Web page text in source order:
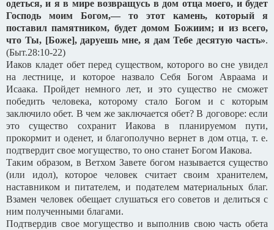
одеться, и я в мире возвращусь в дом отца моего, и будет
Господь моим Богом,— то этот камень, который я
поставил памятником, будет домом Божиим; и из всего,
что Ты, [Боже], даруешь мне, я дам Тебе десятую часть».
(Быт.28:10-22)
Иаков кладет обет перед существом, которого во сне увидел
на лестнице, и которое назвало Себя Богом Авраама и
Исаака. Пройдет немного лет, и это существо не сможет
победить человека, которому стало Богом и с которым
заключило обет. В чем же заключается обет? В договоре: если
это существо сохранит Иакова в планируемом пути,
прокормит и оденет, и благополучно вернет в дом отца, т. е.
подтвердит свое могущество, то оно станет Богом Иакова.
Таким образом, в Ветхом Завете богом называется существо
(или идол), которое человек считает своим хранителем,
наставником и питателем, и подателем материальных благ.
Взамен человек обещает слушаться его советов и делиться с
ним полученными благами.
Подтвердив свое могущество и выполнив свою часть обета